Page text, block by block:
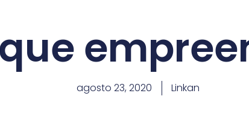
agosto 23, 2020 Linkan